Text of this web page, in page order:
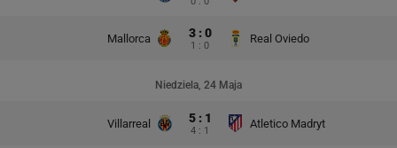
Mallorca 3 : 0
1 : 0
Real Oviedo
Niedziela, 24 Maja
Villarreal 5 : 1
4 : 1
Atletico Madryt